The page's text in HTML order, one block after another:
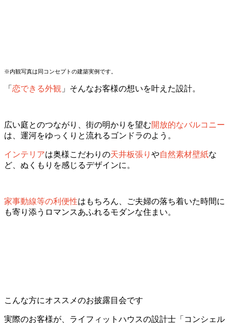
※内観写真は同コンセプトの建築実例です。
「 恋できる外観 」そんなお客様の想いを叶えた設計。
広い庭とのつながり、街の明かりを望む開放的なバルコニー
は、運河をゆっくりと流れるゴンドラのよう。
インテリアは奥様こだわりの天井板張り や自然素材壁紙な
ど、ぬくもりを感じるデザインに。
家事動線等の利便性はもちろん、ご夫婦の落ち着いた時間に
も寄り添うロマンスあふれるモダンな住まい。
こんな方にオススメのお披露目会です
実際のお客様が、ライフィットハウスの設計士「コンシェル